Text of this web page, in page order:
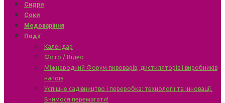
Сидри
Соки
Медоваріння
Події
Календар
Фото / Відео
Міжнародний Форум пивоварів, дистиляторів і виробників
напоїв
Успішне садівництво і переробка: технології та інновації.
Вчимося перемагати!